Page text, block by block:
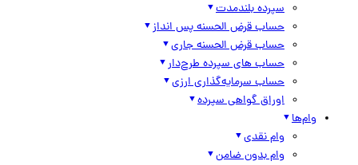
سپرده بلندمدت
حساب قرض الحسنه پس انداز
حساب قرض الحسنه جاری
حساب های سپرده طرح‌دار
حساب سرمایه‌گذاری ارزی
اوراق گواهی سپرده
وام‌ها
وام نقدی
وام بدون ضامن